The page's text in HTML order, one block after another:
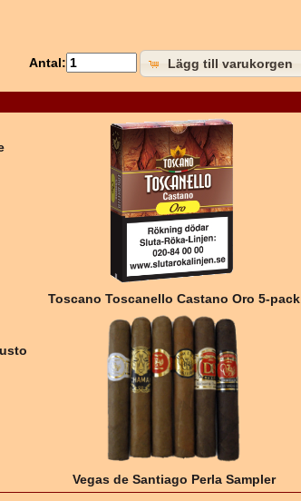
Lägg till varukorgen
Antal:
Toscano Toscanello Castano Oro 5-pack
Vegas de Santiago Perla Sampler